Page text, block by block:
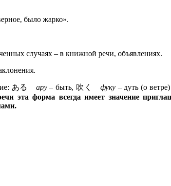
было жарко».
случаях – в книжной речи, объявлениях.
ある ару– быть, 吹く фуку– дуть (о
эта форма всегда имеет значение